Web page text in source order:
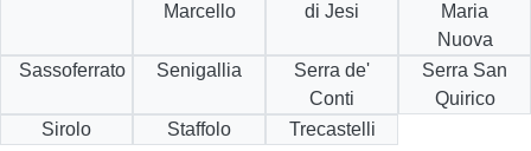
Marcello
di Jesi
Maria
Nuova
Sassoferrato
Senigallia
Serra de'
Conti
Serra San
Quirico
Sirolo
Staffolo Trecastelli